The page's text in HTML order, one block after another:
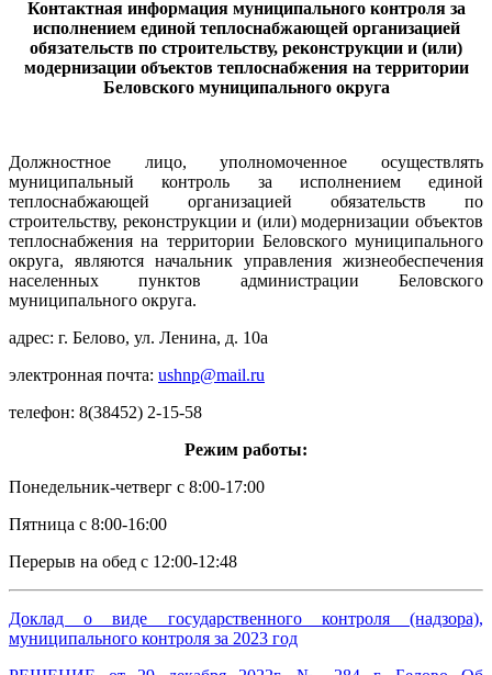
Контактная информация муниципального контроля за
исполнением единой теплоснабжающей организацией
обязательств по строительству, реконструкции и (или)
модернизации объектов теплоснабжения на территории
Беловского муниципального округа
Должностное лицо, уполномоченное осуществлять
муниципальный контроль за исполнением единой
теплоснабжающей организацией обязательств по
строительству, реконструкции и (или) модернизации объектов
теплоснабжения на территории Беловского муниципального
округа, являются начальник управления жизнеобеспечения
населенных пунктов администрации Беловского
муниципального округа.
адрес: г. Белово, ул. Ленина, д. 10а
электронная почта: ushnp@mail.ru
телефон: 8(38452) 2-15-58
Режим работы:
Понедельник-четверг с 8:00-17:00
Пятница с 8:00-16:00
Перерыв на обед с 12:00-12:48
Доклад о виде государственного контроля (надзора),
муниципального контроля за 2023 год